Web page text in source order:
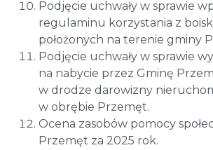
Podjęcie uchwały w sprawie
regulaminu korzystania z
położonych na terenie gminy
Podjęcie uchwały w sprawie
na nabycie przez Gminę
w drodze darowizny
w obrębie Przemęt.
Ocena zasobów pomocy
Przemęt za 2025 rok.